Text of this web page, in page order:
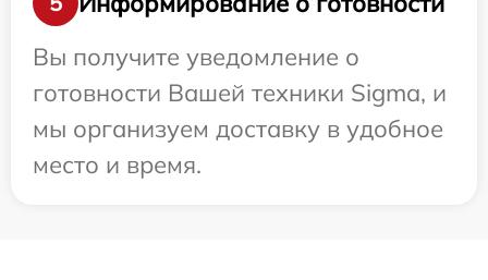
Вы получите уведомление о
готовности Вашей техники Sigma, и
мы организуем доставку в удобное
место и время.